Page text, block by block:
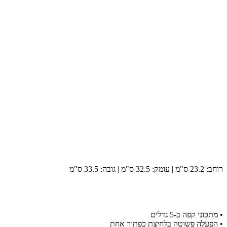
רוחב: 23.2 ס"מ | עומק: 32.5 ס"מ | גובה: 33.5 ס"מ
• מתכוני קפה ב-5 גדלים
• הפעלה פשוטה בלחיצת כפתור אחת